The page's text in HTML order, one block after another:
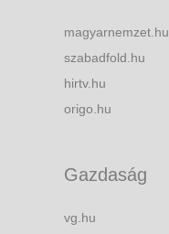
magyarnemzet.hu
szabadfold.hu
hirtv.hu
origo.hu
Gazdaság
vg.hu